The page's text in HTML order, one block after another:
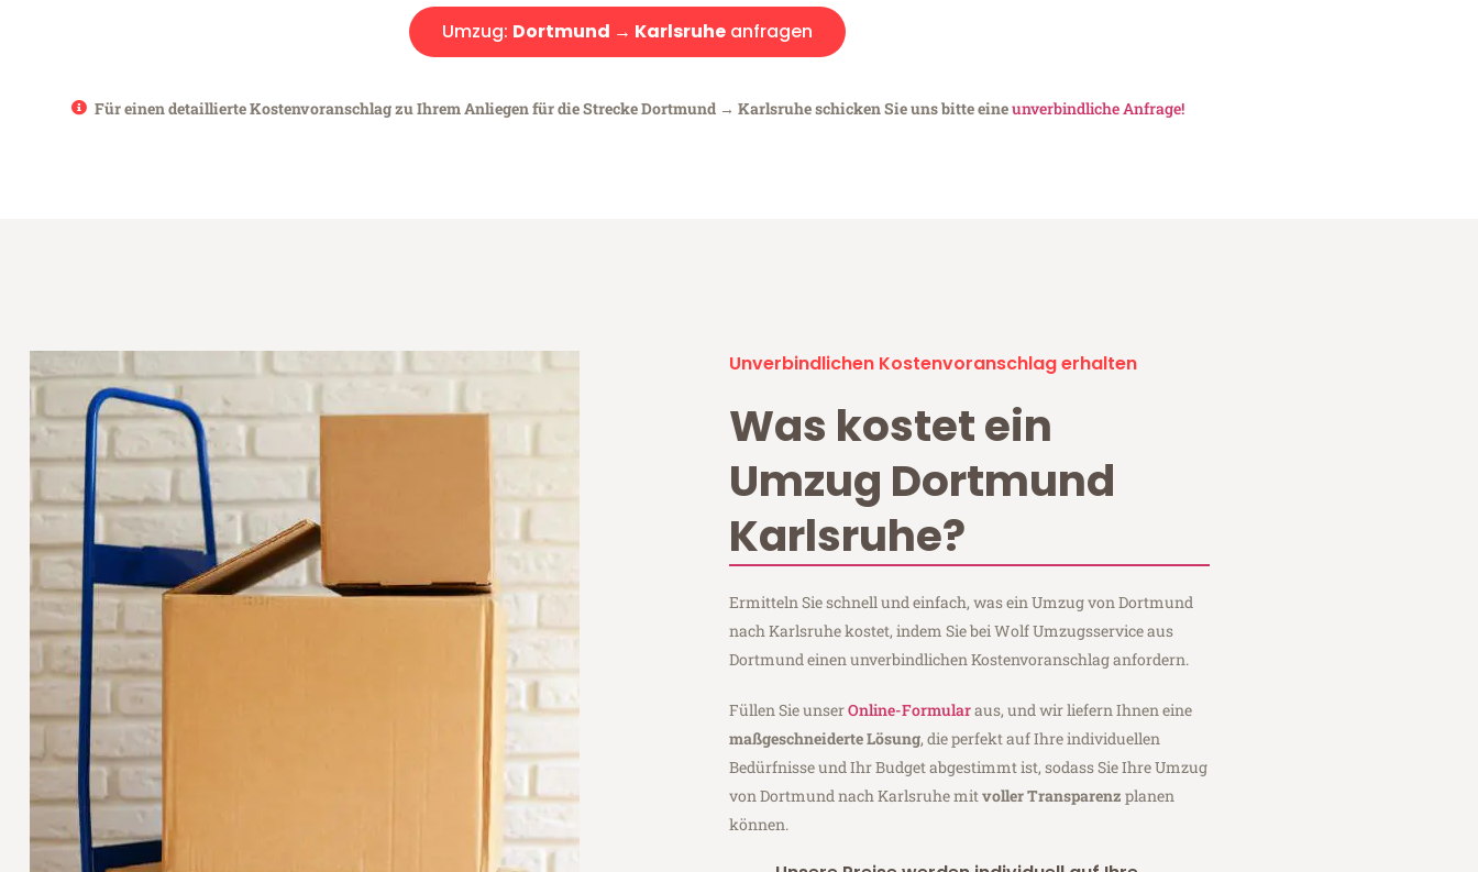
Umzug: Dortmund → Karlsruheanfragen
Für einen detaillierte Kostenvoranschlag zu Ihrem Anliegen für die Strecke Dortmund → Karlsruhe schicken Sie uns bitte eineunverbindliche Anfrage!
Unverbindlichen Kostenvoranschlag erhalten
Was kostet ein
Umzug Dortmund
Karlsruhe?
Ermitteln Sie schnell und einfach, was ein Umzug von Dortmund
nach Karlsruhe kostet, indem Sie bei Wolf Umzugsservice aus
Dortmund einen unverbindlichen Kostenvoranschlag anfordern.
Füllen Sie unserOnline-Formularaus, und wir liefern Ihnen eine
maßgeschneiderte Lösung, die perfekt auf Ihre individuellen
Bedürfnisse und Ihr Budget abgestimmt ist, sodass Sie Ihre Umzug
von Dortmund nach Karlsruhe mitvoller Transparenz planen
können.